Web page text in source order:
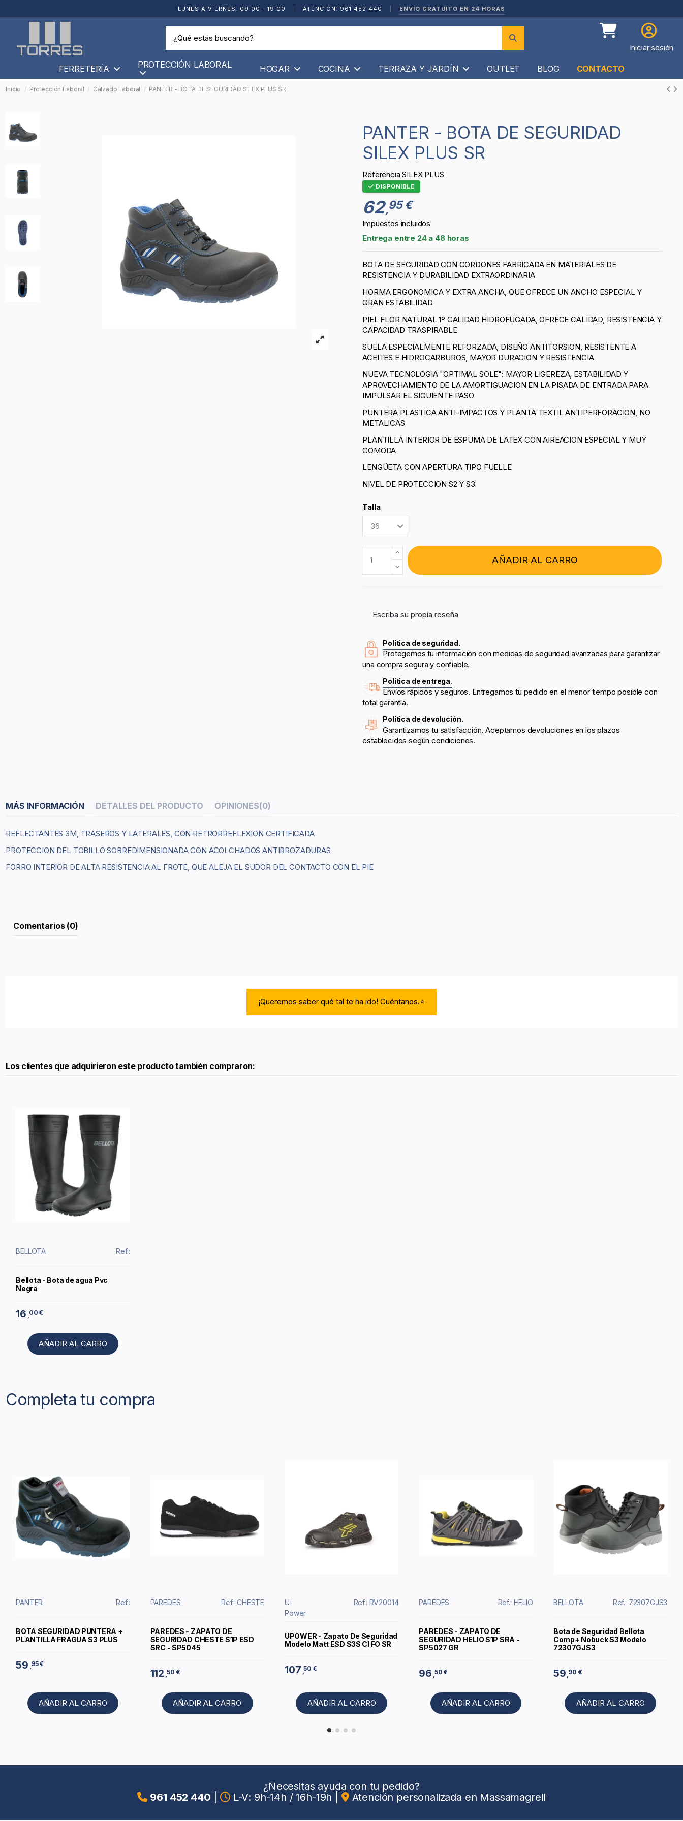
LUNES A VIERNES: 09:00 - 19:00 ATENCIÓN: 961 452 440 ENVÍO GRATUITO EN 24 HORAS
Iniciar sesión
FERRETERÍA PROTECCIÓN LABORAL HOGAR COCINA TERRAZA Y JARDÍN OUTLET BLOG CONTACTO
Inicio Protección Laboral Calzado Laboral PANTER - BOTA DE SEGURIDAD SILEX PLUS SR
PANTER - BOTA DE SEGURIDAD
SILEX PLUS SR
Referencia SILEX PLUS
DISPONIBLE
62,95 €
Impuestos incluidos
Entrega entre 24 a 48 horas
BOTA DE SEGURIDAD CON CORDONES FABRICADA EN MATERIALES DE
RESISTENCIA Y DURABILIDAD EXTRAORDINARIA
HORMA ERGONOMICA Y EXTRA ANCHA, QUE OFRECE UN ANCHO ESPECIAL Y
GRAN ESTABILIDAD
PIEL FLOR NATURAL 1º CALIDAD HIDROFUGADA, OFRECE CALIDAD, RESISTENCIA Y
CAPACIDAD TRASPIRABLE
SUELA ESPECIALMENTE REFORZADA, DISEÑO ANTITORSION, RESISTENTE A
ACEITES E HIDROCARBUROS, MAYOR DURACION Y RESISTENCIA
NUEVA TECNOLOGIA "OPTIMAL SOLE": MAYOR LIGEREZA, ESTABILIDAD Y
APROVECHAMIENTO DE LA AMORTIGUACION EN LA PISADA DE ENTRADA PARA
IMPULSAR EL SIGUIENTE PASO
PUNTERA PLASTICA ANTI-IMPACTOS Y PLANTA TEXTIL ANTIPERFORACION, NO
METALICAS
PLANTILLA INTERIOR DE ESPUMA DE LATEX CON AIREACION ESPECIAL Y MUY
COMODA
LENGÜETA CON APERTURA TIPO FUELLE
NIVEL DE PROTECCION S2 Y S3
Talla
AÑADIR AL CARRO
Escriba su propia reseña
Política de seguridad.
Protegemos tu información con medidas de seguridad avanzadas para garantizar
una compra segura y confiable.
Política de entrega.
Envíos rápidos y seguros. Entregamos tu pedido en el menor tiempo posible con
total garantía.
Política de devolución.
Garantizamos tu satisfacción. Aceptamos devoluciones en los plazos
establecidos según condiciones.
MÁS INFORMACIÓN DETALLES DEL PRODUCTO OPINIONES(0)
REFLECTANTES 3M, TRASEROS Y LATERALES, CON RETRORREFLEXION CERTIFICADA
PROTECCION DEL TOBILLO SOBREDIMENSIONADA CON ACOLCHADOS ANTIRROZADURAS
FORRO INTERIOR DE ALTA RESISTENCIA AL FROTE, QUE ALEJA EL SUDOR DEL CONTACTO CON EL PIE
Comentarios (0)
¡Queremos saber qué tal te ha ido! Cuéntanos.⭐
Los clientes que adquirieron este producto también compraron:
BELLOTA Ref.:
Bellota - Bota de agua Pvc
Negra
16 00 €
AÑADIR AL CARRO
Completa tu compra
PANTER Ref.:
BOTA SEGURIDAD PUNTERA +
PLANTILLA FRAGUA S3 PLUS
59 95 €
AÑADIR AL CARRO
PAREDES Ref.: CHESTE
PAREDES - ZAPATO DE
SEGURIDAD CHESTE S1P ESD
SRC - SP5045
112 ,50 €
AÑADIR AL CARRO
U-
Power
Ref.: RV20014
UPOWER - Zapato De Seguridad
Modelo Matt ESD S3S CI FO SR
107 ,50 €
AÑADIR AL CARRO
PAREDES Ref.: HELIO
PAREDES - ZAPATO DE
SEGURIDAD HELIO S1P SRA -
SP5027 GR
96 ,50 €
AÑADIR AL CARRO
BELLOTA Ref.: 72307GJS3
Bota de Seguridad Bellota
Comp+ Nobuck S3 Modelo
72307GJS3
59 ,90 €
AÑADIR AL CARRO
¿Necesitas ayuda con tu pedido?
961 452 440
L-V: 9h-14h / 16h-19h Atención personalizada en Massamagrell